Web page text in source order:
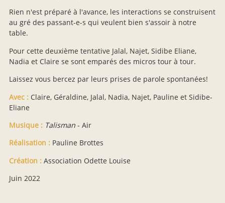
Rien n'est préparé à l'avance, les interactions se construisent
au gré des passant-e-s qui veulent bien s'assoir à notre
table.
Pour cette deuxième tentative Jalal, Najet, Sidibe Eliane,
Nadia et Claire se sont emparés des micros tour à tour.
Laissez vous bercez par leurs prises de parole spontanées!
Avec : Claire, Géraldine, Jalal, Nadia, Najet, Pauline et Sidibe-
Eliane
Musique : Talisman - Air
Réalisation : Pauline Brottes
Création : Association Odette Louise
Juin 2022